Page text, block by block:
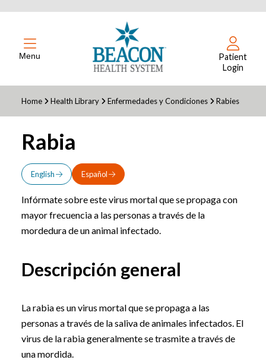
Menu
Patient
Login
Home Health Library Enfermedades y Condiciones Rabies
Rabia
English Español
Infórmate sobre este virus mortal que se propaga con
mayor frecuencia a las personas a través de la
mordedura de un animal infectado.
Descripción general
La rabia es un virus mortal que se propaga a las
personas a través de la saliva de animales infectados. El
virus de la rabia generalmente se trasmite a través de
una mordida.